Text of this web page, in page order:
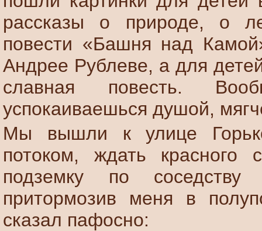
рассказы о природе, о
повести «Башня над
Андрее Рублеве, а для
славная повесть.
успокаиваешься душой,
Мы вышли к улице
потоком, ждать
подземку по
притормозив меня в
сказал пафосно: